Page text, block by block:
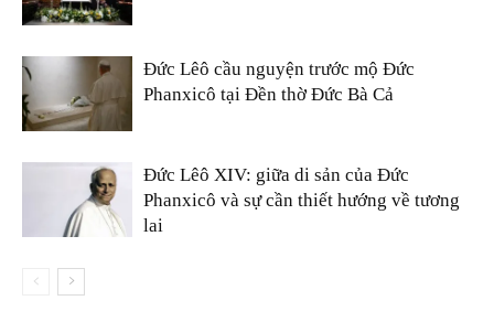
Đức Lêô cầu nguyện trước mộ Đức
Phanxicô tại Đền thờ Đức Bà Cả
Đức Lêô XIV: giữa di sản của Đức
Phanxicô và sự cần thiết hướng về tương
lai